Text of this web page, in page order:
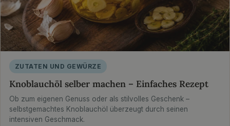
ZUTATEN UND GEWÜRZE
Knoblauchöl selber machen – Einfaches Rezept
Ob zum eigenen Genuss oder als stilvolles Geschenk –
selbstgemachtes Knoblauchöl überzeugt durch seinen
intensiven Geschmack.